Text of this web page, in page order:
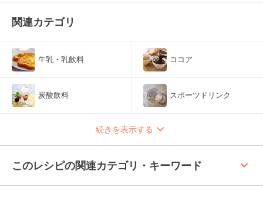
関連カテゴリ
牛乳・乳飲料 ココア
炭酸飲料 スポーツドリンク
続きを表示する
このレシピの関連カテゴリ・キーワード keyboard_arrow_up